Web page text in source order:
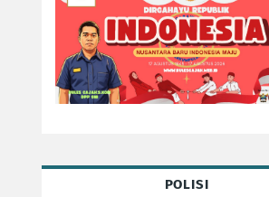
POLISI